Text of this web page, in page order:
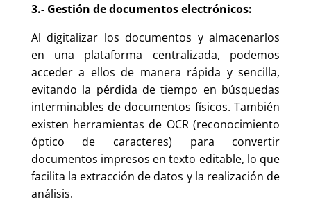
3.- Gestión de documentos electrónicos:
Al digitalizar los documentos y almacenarlos
en una plataforma centralizada, podemos
acceder a ellos de manera rápida y sencilla,
evitando la pérdida de tiempo en búsquedas
interminables de documentos físicos. También
existen herramientas de OCR (reconocimiento
óptico de caracteres) para convertir
documentos impresos en texto editable, lo que
facilita la extracción de datos y la realización de
análisis.